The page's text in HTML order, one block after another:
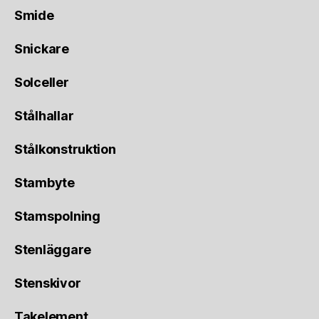
Smide
Snickare
Solceller
Stålhallar
Stålkonstruktion
Stambyte
Stamspolning
Stenläggare
Stenskivor